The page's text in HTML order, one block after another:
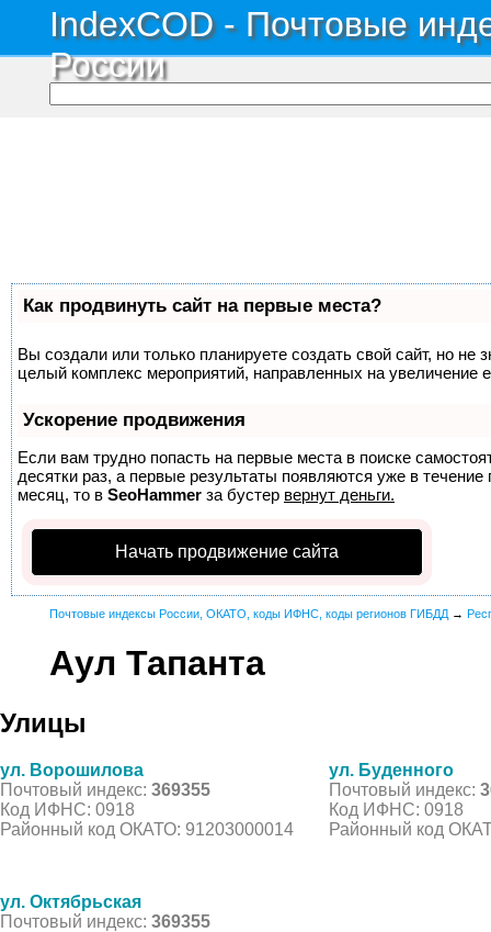
IndexCOD - Почтовые
России
Как продвинуть сайт на первые места?
Вы создали или только планируете создать свой сайт, но не
целый комплекс мероприятий, направленных на увеличение
Ускорение продвижения
Если вам трудно попасть на первые места в поиске
десятки раз, а первые результаты появляются уже в
месяц, то в SeoHammer за бустер вернут деньги.
Начать продвижение сайта
Почтовые индексы России, ОКАТО, коды ИФНС, коды регионов ГИБДД →
Аул Тапанта
Улицы
ул. Ворошилова
Почтовый индекс: 369355
Код ИФНС: 0918
Районный код ОКАТО: 91203000014
ул. Буденного
Почтовый индекс:
Код ИФНС: 0918
Районный код
ул. Октябрьская
Почтовый индекс: 369355